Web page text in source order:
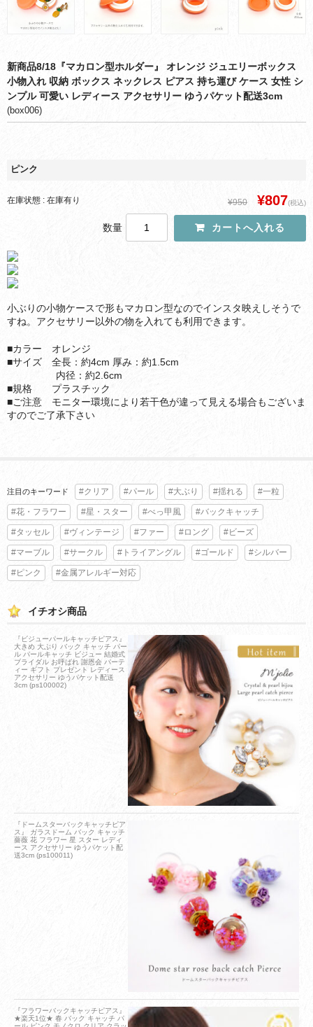
新商品8/18『マカロン型ホルダー』 オレンジ ジュエリーボックス
小物入れ 収納 ボックス ネックレス ピアス 持ち運び ケース 女性 シ
ンプル 可愛い レディース アクセサリー ゆうパケット配送3cm
(box006)
ピンク
在庫状態 : 在庫有り ¥950 ¥807(税込)
数量
小ぶりの小物ケースで形もマカロン型なのでインスタ映えしそうで
すね。アクセサリー以外の物を入れても利用できます。
■カラー オレンジ
■サイズ 全長：約4cm 厚み：約1.5cm
内径：約2.6cm
■規格 プラスチック
■ご注意 モニター環境により若干色が違って見える場合もございま
すのでご了承下さい
注目のキーワード #クリア #パール #大ぶり #揺れる #一粒
#花・フラワー #星・スター #べっ甲風 #バックキャッチ
#タッセル #ヴィンテージ #ファー #ロング #ビーズ
#マーブル #サークル #トライアングル #ゴールド #シルバー
#ピンク #金属アレルギー対応
イチオシ商品
『ビジューパールキャッチピアス』
大きめ 大ぶり バック キャッチ パー
ル パールキャッチ ビジュー 結婚式
ブライダル お呼ばれ 謝恩会 パーテ
ィー ギフト プレゼント レディース
アクセサリー ゆうパケット配送
3cm (ps100002)
『ドームスターバックキャッチピア
ス』 ガラスドーム バック キャッチ
薔薇 花 フラワー 星 スター レディ
ース アクセサリー ゆうパケット配
送3cm (ps100011)
『フラワーバックキャッチピアス』
★楽天1位★ 春 バック キャッチ パ